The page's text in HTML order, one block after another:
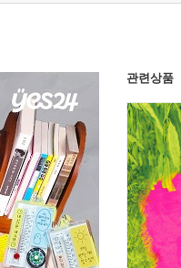
관련상품